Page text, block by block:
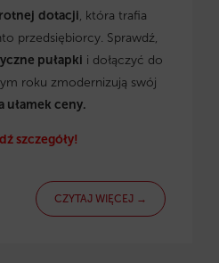
dotacji, która trafia
przedsiębiorcy. Sprawdź,
pułapki i dołączyć do
roku zmodernizują swój
ułamek ceny.
szczegóły!
CZYTAJ WIĘCEJ →